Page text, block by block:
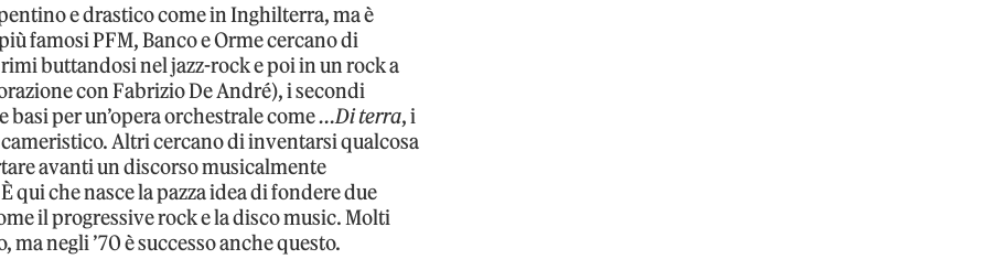
e drastico come in Inghilterra, ma è
famosi PFM, Banco e Orme cercano di
buttandosi nel jazz-rock e poi in un rock a
con Fabrizio De André), i secondi
per un’opera orchestrale come…Di terra, i
Altri cercano di inventarsi qualcosa
avanti un discorso musicalmente
qui che nasce la pazza idea di fondere due
il progressive rock e la disco music. Molti
negli ’70 è successo anche questo.